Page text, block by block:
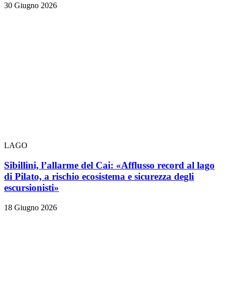
30 Giugno 2026
LAGO
Sibillini, l’allarme del Cai: «Afflusso record al lago
di Pilato, a rischio ecosistema e sicurezza degli
escursionisti»
18 Giugno 2026